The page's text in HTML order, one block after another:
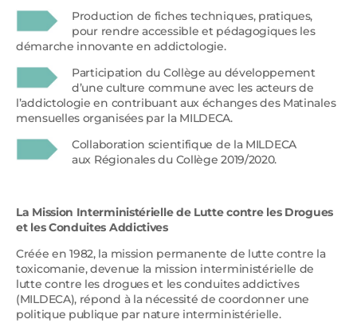
Production de fiches techniques, pratiques,
pour rendre accessible et pédagogiques les
démarche innovante en addictologie.
Participation du Collège au développement
d’une culture commune avec les acteurs de
l’addictologie en contribuant aux échanges des Matinales
mensuelles organisées par la MILDECA.
Collaboration scientifique de la MILDECA
aux Régionales du Collège 2019/2020.
La Mission Interministérielle de Lutte contre les Drogues
et les Conduites Addictives
Créée en 1982, la mission permanente de lutte contre la
toxicomanie, devenue la mission interministérielle de
lutte contre les drogues et les conduites addictives
(MILDECA), répond à la nécessité de coordonner une
politique publique par nature interministérielle.